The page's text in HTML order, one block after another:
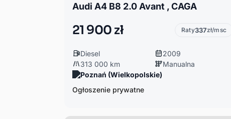
Audi A4 B8 2.0 Avant , CAGA
21 900 zł Raty337zł/msc
Diesel
2009
313 000 km
Manualna
Poznań (Wielkopolskie)
Ogłoszenie prywatne